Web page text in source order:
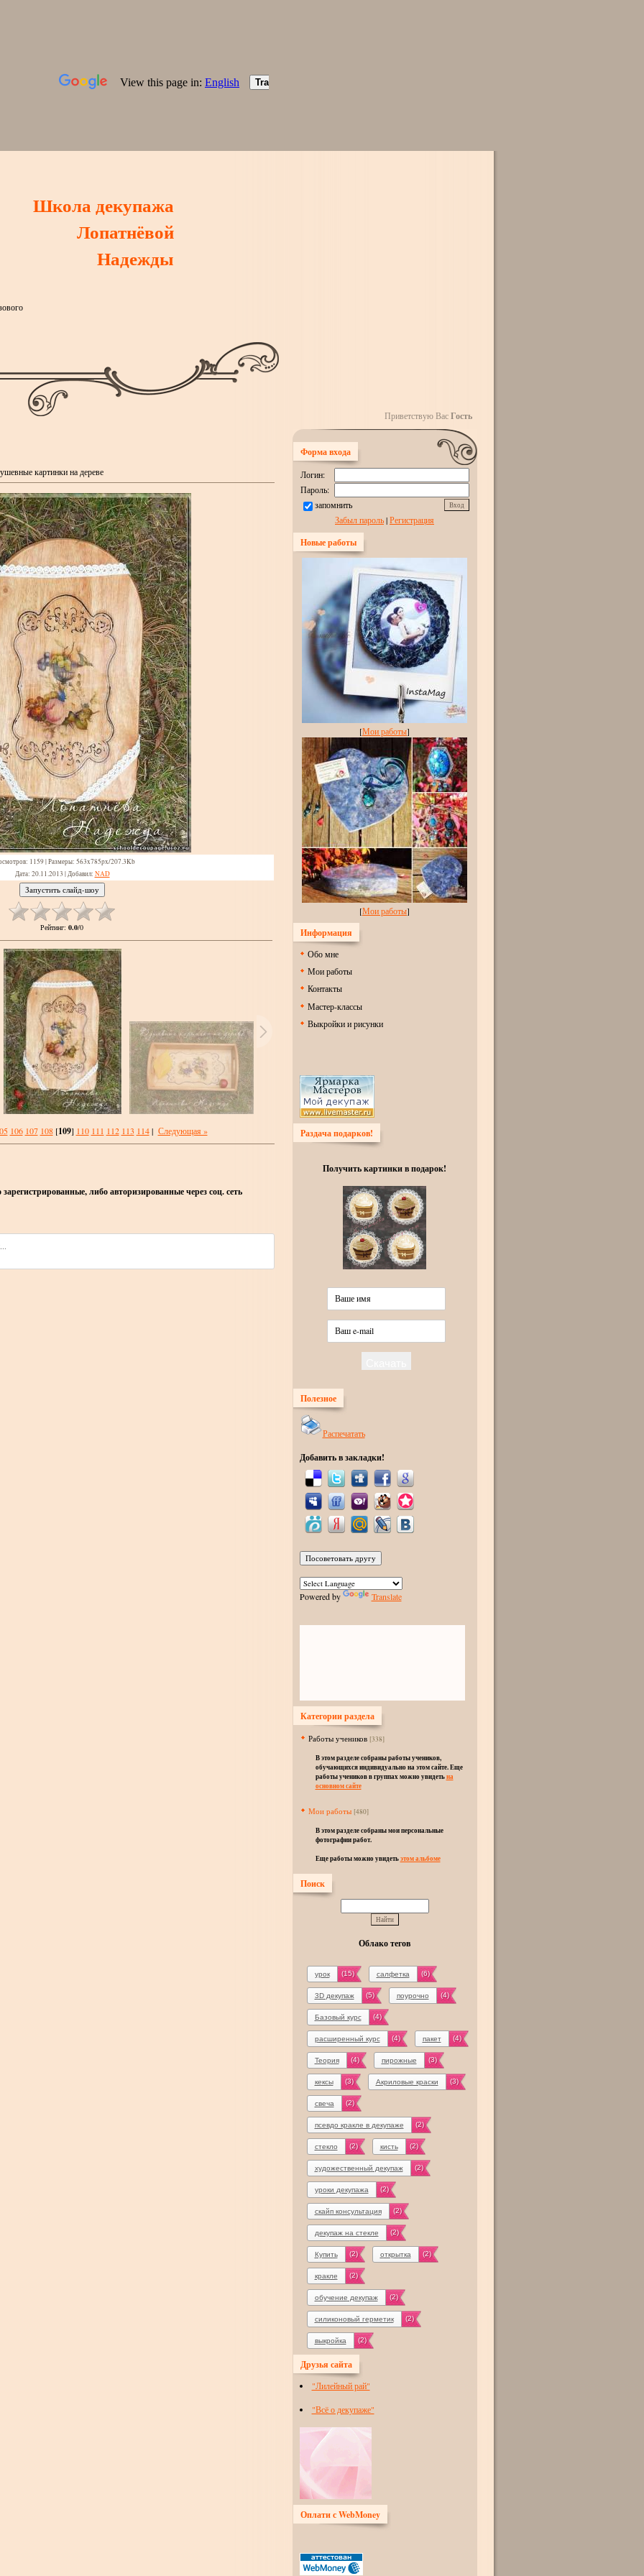
Школа декупажа
Лопатнёвой
Надежды
картинки на дереве
: 1159 |Размеры: 563x785px/207.3Kb
Дата: 20.11.2013 |Добавил: NAD
Рейтинг: 0.0/0
106 107 108[109] 110 111 112 113 114| Следующая »
либо авторизированные через соц. сеть
Приветствую Вас Гость
Форма входа
Логин:
Пароль:
запомнить
Забыл пароль|Регистрация
Новые работы
[Мои работы]
[Мои работы]
Информация
Обо мне
Мои работы
Контакты
Мастер-классы
Выкройки и рисунки
Раздача подарков!
Получить картинки в подарок!
Полезное
Распечатать
Добавить в закладки!
Powered by Translate
Категории раздела
Работы учеников [338]
В этом разделе собраны работы учеников,
обучающихся индивидуально на этом сайте. Еще
работы учеников в группах можно увидетьна
основном сайте
Мои работы [480]
В этом разделе собраны мои персональные
фотографии работ.
Еще работы можно увидетьэтом альбоме
Поиск
Облако тегов
урок (15) салфетка (6)
3D декупаж (5) поурочно (4)
Базовый курс (4)
расширенный курс (4) пакет (4)
Теория (4) пирожные (3)
кексы (3) Акриловые краски (3)
свеча (2)
псевдо кракле в декупаже (2)
стекло (2) кисть (2)
художественный декупаж (2)
уроки декупажа (2)
скайп консультация (2)
декупаж на стекле (2)
Купить (2) открытка (2)
кракле (2)
обучение декупаж (2)
силиконовый герметик (2)
выкройка (2)
Друзья сайта
"Лилейный рай"
"Всё о декупаже"
Оплати с WebMoney